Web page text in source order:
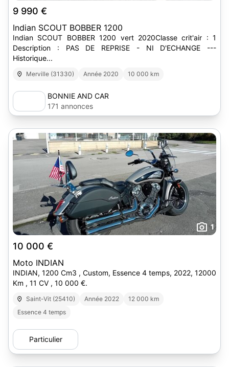
9 990 €
Indian SCOUT BOBBER 1200
Indian SCOUT BOBBER 1200 vert 2020Classe crit'air : 1
Description : PAS DE REPRISE - NI D'ECHANGE ---
Historique...
Merville (31330) Année 2020 10 000 km
BONNIE AND CAR
171 annonces
1
10 000 €
Moto INDIAN
INDIAN, 1200 Cm3 , Custom, Essence 4 temps, 2022, 12000
Km , 11 CV , 10 000 €.
Saint-Vit (25410) Année 2022
12 000 km
Essence 4 temps
Particulier